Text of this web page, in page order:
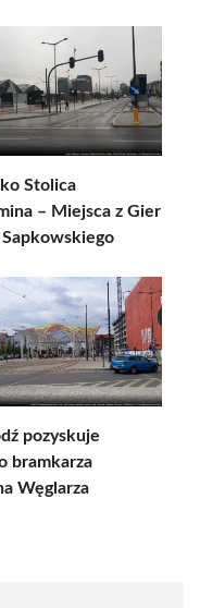
Stolica
– Miejsca z Gier
pozyskuje
bramkarza
Węglarza